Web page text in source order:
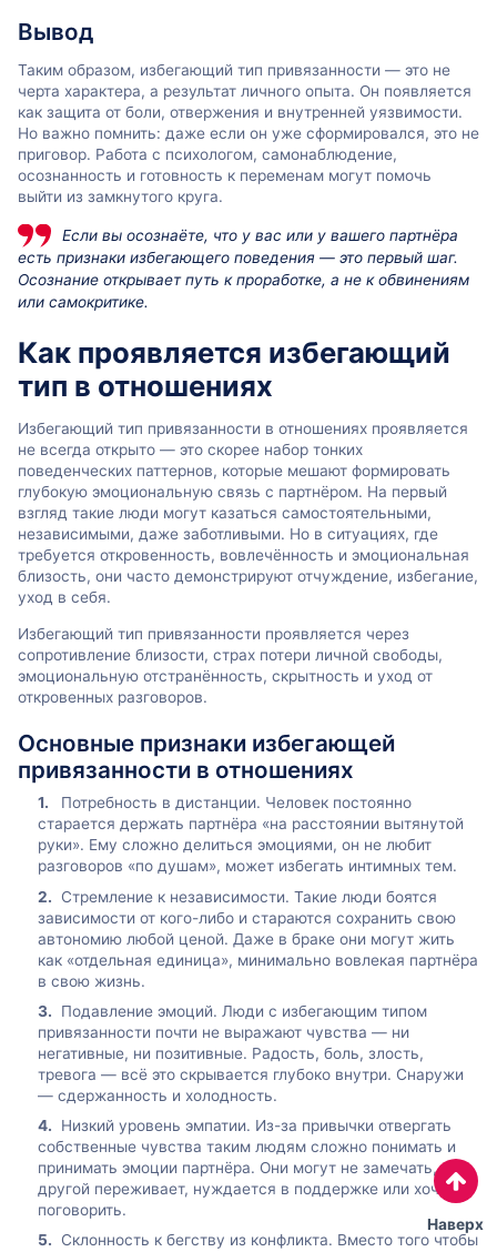
Вывод
Таким образом, избегающий тип привязанности — это не
черта характера, а результат личного опыта. Он появляется
как защита от боли, отвержения и внутренней уязвимости.
Но важно помнить: даже если он уже сформировался, это не
приговор. Работа с психологом, самонаблюдение,
осознанность и готовность к переменам могут помочь
выйти из замкнутого круга.
Если вы осознаёте, что у вас или у вашего партнёра
есть признаки избегающего поведения — это первый шаг.
Осознание открывает путь к проработке, а не к обвинениям
или самокритике.
Как проявляется избегающий
тип в отношениях
Избегающий тип привязанности в отношениях проявляется
не всегда открыто — это скорее набор тонких
поведенческих паттернов, которые мешают формировать
глубокую эмоциональную связь с партнёром. На первый
взгляд такие люди могут казаться самостоятельными,
независимыми, даже заботливыми. Но в ситуациях, где
требуется откровенность, вовлечённость и эмоциональная
близость, они часто демонстрируют отчуждение, избегание,
уход в себя.
Избегающий тип привязанности проявляется через
сопротивление близости, страх потери личной свободы,
эмоциональную отстранённость, скрытность и уход от
откровенных разговоров.
Основные признаки избегающей
привязанности в отношениях
Потребность в дистанции. Человек постоянно
старается держать партнёра «на расстоянии вытянутой
руки». Ему сложно делиться эмоциями, он не любит
разговоров «по душам», может избегать интимных тем.
Стремление к независимости. Такие люди боятся
зависимости от кого-либо и стараются сохранить свою
автономию любой ценой. Даже в браке они могут жить
как «отдельная единица», минимально вовлекая партнёра
в свою жизнь.
Подавление эмоций. Люди с избегающим типом
привязанности почти не выражают чувства — ни
негативные, ни позитивные. Радость, боль, злость,
тревога — всё это скрывается глубоко внутри. Снаружи
— сдержанность и холодность.
Низкий уровень эмпатии. Из-за привычки отвергать
собственные чувства таким людям сложно понимать и
принимать эмоции партнёра. Они могут не замечать, что
другой переживает, нуждается в поддержке или хочет
поговорить.
Склонность к бегству из конфликта. Вместо того чтобы
Наверх